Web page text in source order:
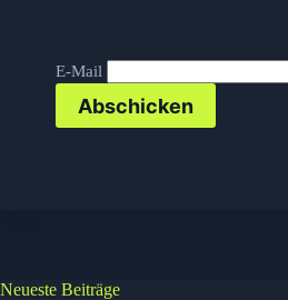
E-Mail
Neueste Beiträge